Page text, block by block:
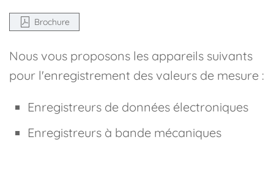
Brochure
Nous vous proposons les appareils suivants
pour l'enregistrement des valeurs de mesure :
Enregistreurs de données électroniques
Enregistreurs à bande mécaniques